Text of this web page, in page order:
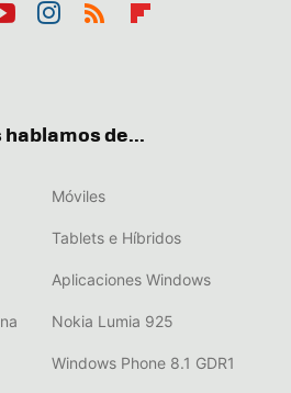
hablamos de...
Móviles
Tablets e Híbridos
Aplicaciones Windows
Nokia Lumia 925
Windows Phone 8.1 GDR1